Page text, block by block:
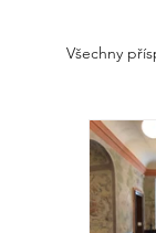
Všechny